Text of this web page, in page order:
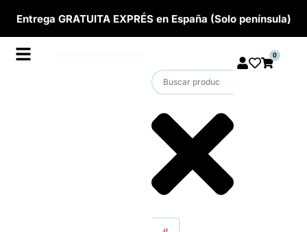
Entrega GRATUITA EXPRÉS en España (Solo península)
0